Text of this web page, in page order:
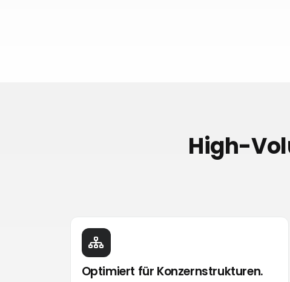
High-
Optimiert für Konzernstrukturen.